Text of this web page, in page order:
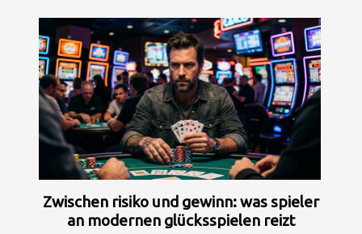
Zwischen risiko und gewinn: was spieler
an modernen glücksspielen reizt